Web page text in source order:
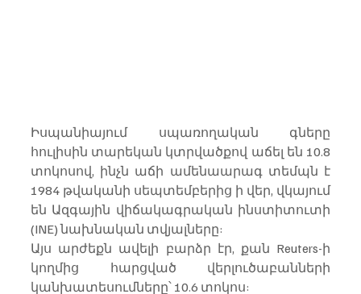
Իսպանիայում սպառողական գները
հուլիսին տարեկան կտրվածքով աճել են 10.8
տոկոսով, ինչն աճի ամենաարագ տեմպն է
1984 թվականի սեպտեմբերից ի վեր, վկայում
են Ազգային վիճակագրական ինստիտուտի
(INE) նախնական տվյալները:
Այս արժեքն ավելի բարձր էր, քան Reuters-ի
կողմից հարցված վերլուծաբանների
կանխատեսումները՝ 10.6 տոկոս: